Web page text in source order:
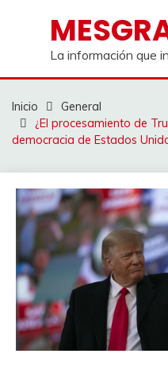
contenidoLa información que
Inicio
General
¿El procesamiento de
democracia de Estados